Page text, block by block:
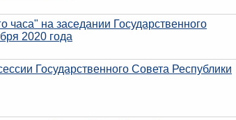
часа" на заседании Государственного
2020 года
Государственного Совета Республики